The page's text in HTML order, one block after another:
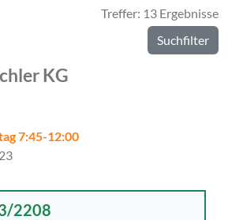
Treffer: 13 Ergebnisse
Suchfilter
KG
7:45-12:00
2208